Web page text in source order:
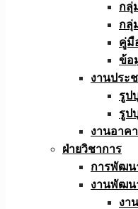
กลุ่
กลุ่
คู่มื
ข้อ
งานประ
รูป
รูป
งานอาค
ฝ่ายวิชาการ
การพัฒน
งานพัฒน
งา